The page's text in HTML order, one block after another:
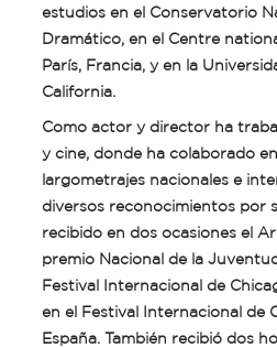
estudios en el Conservatorio
Dramático, en el Centre
París, Francia, y en la
California.
Como actor y director ha
y cine, donde ha colaborado
largometrajes nacionales e
diversos reconocimientos por
recibido en dos ocasiones el
premio Nacional de la
Festival Internacional de
en el Festival Internacional de
España. También recibió dos